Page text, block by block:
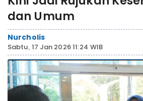
dan Umum
Nurcholis
Sabtu, 17 Jan 2026 11:24 WIB